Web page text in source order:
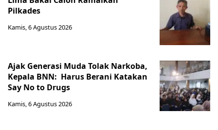
Pilkades
Kamis, 6 Agustus 2026
Ajak Generasi Muda Tolak Narkoba,
Kepala BNN: Harus Berani Katakan
Say No to Drugs
Kamis, 6 Agustus 2026